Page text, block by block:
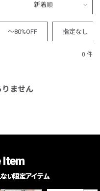
新着順
～80%OFF 指定なし
0 件
ません
Item
い限定アイテム